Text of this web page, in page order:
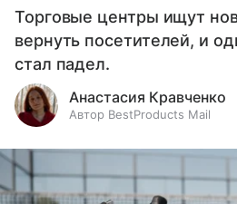
Торговые центры ищут
вернуть посетителей, и
стал падел.
Анастасия Кравченко
Автор BestProducts Mail